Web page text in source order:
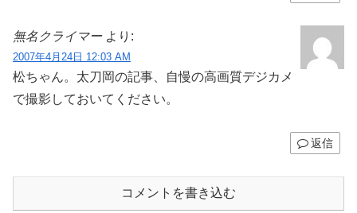
無名クライマー より:
2007年4月24日 12:03 AM
松ちゃん。太刀岡の記事、自慢の高画質デジカメ
で撮影しておいてください。
返信
コメントを書き込む